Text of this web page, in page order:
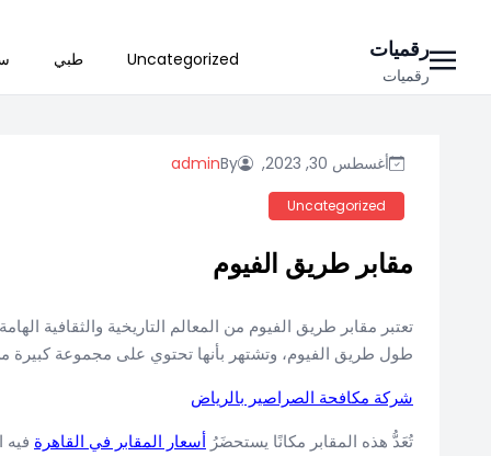
content
رقميات
رقميات
Uncategorized طبي
أغسطس 30, 2023, By
admin
Uncategorized
مقابر طريق الفيوم
تعتبر مقابر طريق الفيوم من المعالم التاريخية والثقافية
طول طريق الفيوم، وتشتهر بأنها تحتوي على مجموعة كبيرة
شركة مكافحة الصراصير بالرياض
تُعَدُّ هذه المقابر مكانًا يستحضَرُ أسعار المقابر في القاهرة فيه